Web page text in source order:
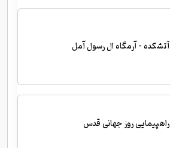
آتشکده - آرمگاه ال رسول آمل
راهپیمایی روز جهانی قدس